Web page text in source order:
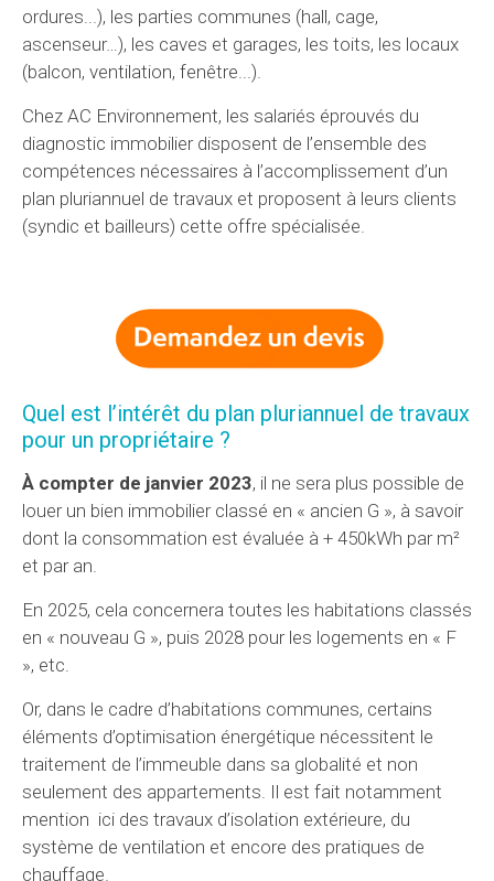
ordures...), les parties communes (hall, cage,
ascenseur…), les caves et garages, les toits, les locaux
(balcon, ventilation, fenêtre...).
Chez AC Environnement, les salariés éprouvés du
diagnostic immobilier disposent de l’ensemble des
compétences nécessaires à l’accomplissement d’un
plan pluriannuel de travaux et proposent à leurs clients
(syndic et bailleurs) cette offre spécialisée.
Quel est l’intérêt du plan pluriannuel de travaux
pour un propriétaire ?
À compter de janvier 2023, il ne sera plus possible de
louer un bien immobilier classé en « ancien G », à savoir
dont la consommation est évaluée à + 450kWh par m²
et par an.
En 2025, cela concernera toutes les habitations classés
en « nouveau G », puis 2028 pour les logements en « F
», etc.
Or, dans le cadre d’habitations communes, certains
éléments d’optimisation énergétique nécessitent le
traitement de l’immeuble dans sa globalité et non
seulement des appartements. Il est fait notamment
mention ici des travaux d’isolation extérieure, du
système de ventilation et encore des pratiques de
chauffage.